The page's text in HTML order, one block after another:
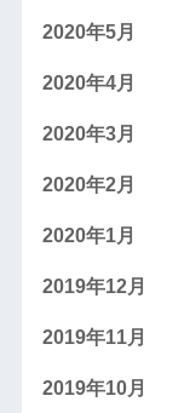
2020年5月
2020年4月
2020年3月
2020年2月
2020年1月
2019年12月
2019年11月
2019年10月